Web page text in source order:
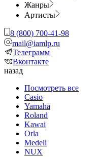
Жанры
Артисты
8 (800) 700-41-98
mail@iamlp.ru
Телеграмм
Вконтакте
назад
Посмотреть все
Casio
Yamaha
Roland
Kawai
Orla
Medeli
NUX